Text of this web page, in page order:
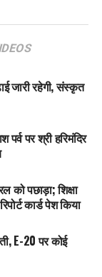
जारी रहेगी, संस्कृत
पर श्री हरिमंदिर
को पछाड़ा; शिक्षा
कार्ड पेश किया
E-20 पर कोई